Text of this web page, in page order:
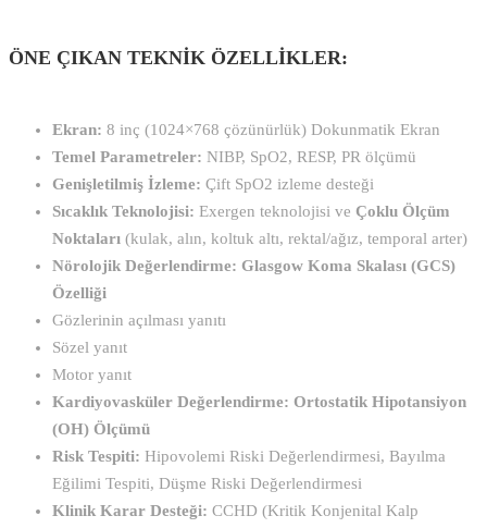
ÖNE ÇIKAN TEKNİK ÖZELLIKLER:
Ekran: 8 inç (1024×768 çözünürlük) Dokunmatik Ekran
Temel Parametreler: NIBP, SpO2, RESP, PR ölçümü
Genişletilmiş İzleme: Çift SpO2 izleme desteği
Sıcaklık Teknolojisi: Exergen teknolojisi ve Çoklu Ölçüm
Noktaları (kulak, alın, koltuk altı, rektal/ağız, temporal arter)
Nörolojik Değerlendirme: Glasgow Koma Skalası (GCS)
Özelliği
Gözlerinin açılması yanıtı
Sözel yanıt
Motor yanıt
Kardiyovasküler Değerlendirme: Ortostatik Hipotansiyon
(OH) Ölçümü
Risk Tespiti: Hipovolemi Riski Değerlendirmesi, Bayılma
Eğilimi Tespiti, Düşme Riski Değerlendirmesi
Klinik Karar Desteği: CCHD (Kritik Konjenital Kalp